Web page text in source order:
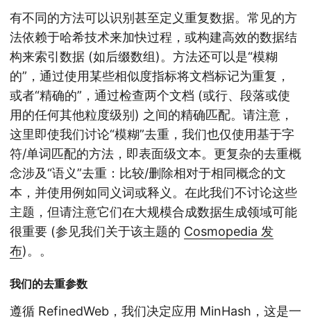
有不同的方法可以识别甚至定义重复数据。常见的方
法依赖于哈希技术来加快过程，或构建高效的数据结
构来索引数据 (如后缀数组)。方法还可以是“模糊
的”，通过使用某些相似度指标将文档标记为重复，
或者“精确的”，通过检查两个文档 (或行、段落或使
用的任何其他粒度级别) 之间的精确匹配。 请注意，
这里即使我们讨论“模糊”去重，我们也仅使用基于字
符/单词匹配的方法，即表面级文本。更复杂的去重概
念涉及“语义”去重：比较/删除相对于相同概念的文
本，并使用例如同义词或释义。在此我们不讨论这些
主题，但请注意它们在大规模合成数据生成领域可能
很重要 (参见我们关于该主题的 Cosmopedia 发
布)。 。
我们的去重参数
遵循 RefinedWeb ，我们决定应用 MinHash，这是一